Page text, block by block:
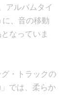
アルバムタイ
、音の移動
なっていま
・トラックの
では、柔らか